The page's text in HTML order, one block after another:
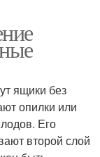
ящики без
опилки или
Его
второй слой